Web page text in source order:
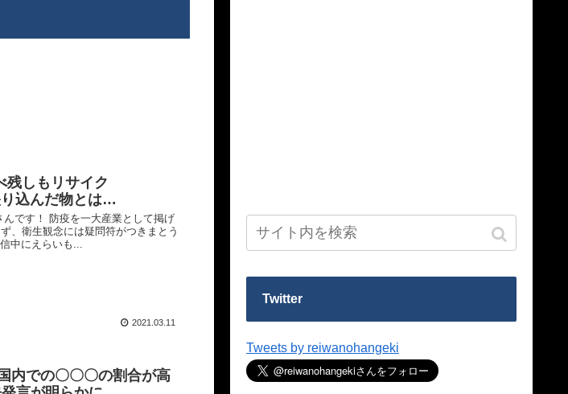
残しもリサイク
込んだ物とは…
です！ 防疫を一大産業として掲げ
、衛生観念には疑問符がつきまとう
中にえらいも...
2021.03.11
内での〇〇〇の割合が高
Twitter
Tweets by reiwanohangeki